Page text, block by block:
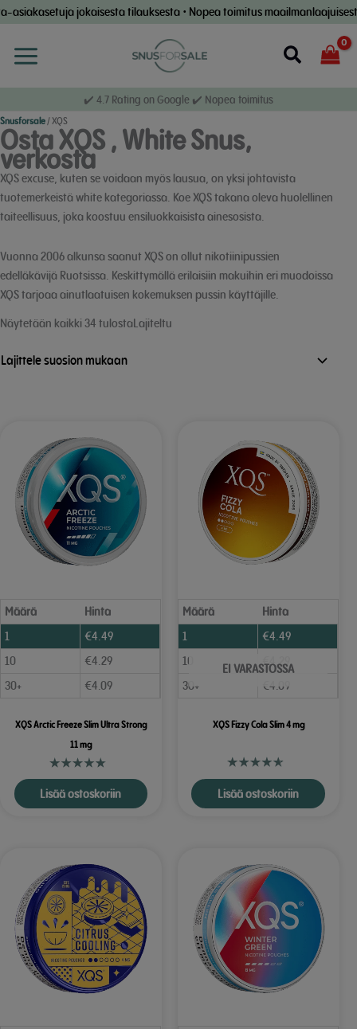
Siirry
sisältöön
jokaisesta tilauksesta • Nopea toimitus maailmanlaajuisesti •
Etsi
✔️ 4.7 Rating on Google ✔️ Nopea toimitus
Snusforsale/XQS
Osta XQS , White Snus,
verkosta
XQS excuse, kuten se voidaan myös lausua, on yksi johtavista
tuotemerkeistä white kategoriassa. Koe XQS takana oleva huolellinen
taiteellisuus, joka koostuu ensiluokkaisista ainesosista.
Vuonna 2006 alkunsa saanut XQS on ollut nikotiinipussien
edelläkävijä Ruotsissa. Keskittymällä erilaisiin makuihin eri muodoissa
XQS tarjoaa ainutlaatuisen kokemuksen pussin käyttäjille.
Näytetään kaikki 34 tulostaLajiteltu
Määrä
Hinta
1
€4.49
10
€4.29
30+
€4.09
XQS Arctic Freeze Slim Ultra Strong
11 mg
Lisää ostoskoriin
Määrä
Hinta
1
€4.49
10
€4.29
30+
€ 4.09
EI VARASTOSSA
XQS Fizzy Cola Slim 4 mg
Lisää ostoskoriin